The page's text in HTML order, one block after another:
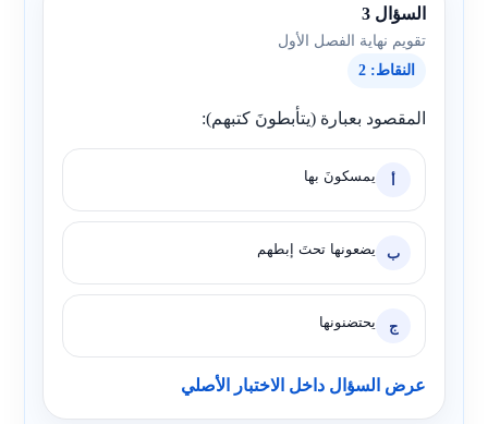
السؤال 3
تقويم نهاية الفصل الأول
النقاط: 2
المقصود بعبارة (يتأبطونَ كتبهم):
أ يمسكونَ بها
ب يضعونها تحتَ إبطهم
ج يحتضنونها
عرض السؤال داخل الاختبار الأصلي